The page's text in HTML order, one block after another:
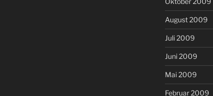
August 2009
Juli 2009
Juni 2009
Mai 2009
Februar 2009